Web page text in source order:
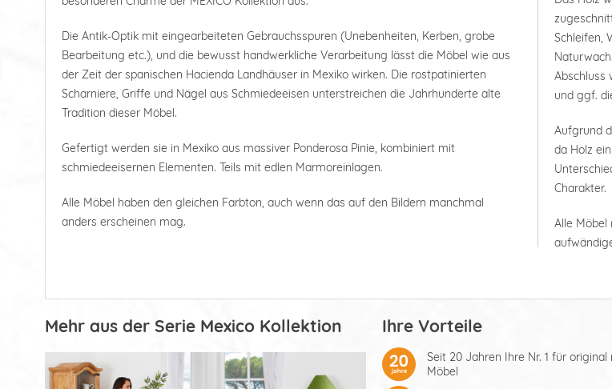
Die Antik-Optik mit eingearbeiteten Gebrauchsspuren (Unebenheiten, Kerben, grobe
Bearbeitung etc.), und die bewusst handwerkliche Verarbeitung lässt die Möbel wie aus
der Zeit der spanischen Hacienda Landhäuser in Mexiko wirken. Die rostpatinierten
Scharniere, Griffe und Nägel aus Schmiedeeisen unterstreichen die Jahrhunderte alte
Tradition dieser Möbel.
Gefertigt werden sie in Mexiko aus massiver Ponderosa Pinie, kombiniert mit
schmiedeeisernen Elementen. Teils mit edlen Marmoreinlagen.
Alle Möbel haben den gleichen Farbton, auch wenn das auf den Bildern manchmal
anders erscheinen mag.
Schleifen,
Abschluss
und ggf.
Aufgrund
da Holz
Charakter.
Alle
Mehr aus der Serie Mexico Kollektion Ihre Vorteile
Seit 20 Jahren Ihre Nr. 1 für original
Möbel